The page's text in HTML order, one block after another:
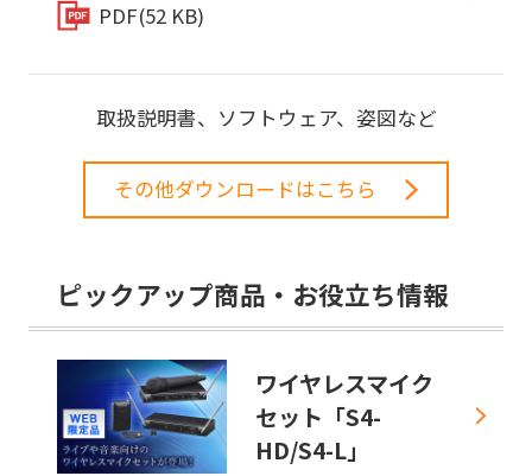
PDF(52 KB)
取扱説明書、ソフトウェア、姿図など
その他ダウンロードはこちら
ピックアップ商品・お役立ち情報
ワイヤレスマイク
セット「S4-
HD/S4-L」